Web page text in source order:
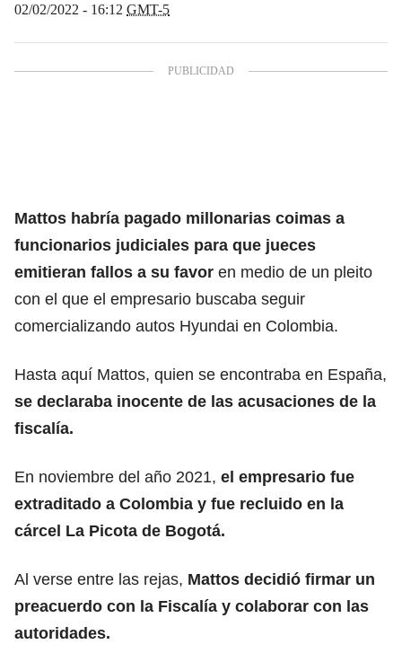
02/02/2022 - 16:12 GMT-5
Mattos habría pagado millonarias coimas a
funcionarios judiciales para que jueces
emitieran fallos a su favor en medio de un pleito
con el que el empresario buscaba seguir
comercializando autos Hyundai en Colombia.
Hasta aquí Mattos, quien se encontraba en España,
se declaraba inocente de las acusaciones de la
fiscalía.
En noviembre del año 2021, el empresario fue
extraditado a Colombia y fue recluido en la
cárcel La Picota de Bogotá.
Al verse entre las rejas, Mattos decidió firmar un
preacuerdo con la Fiscalía y colaborar con las
autoridades.